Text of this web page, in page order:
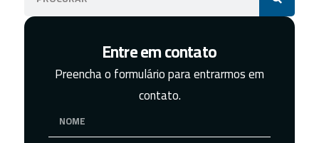
Entre em contato
Preencha o formulário para entrarmos em
contato.